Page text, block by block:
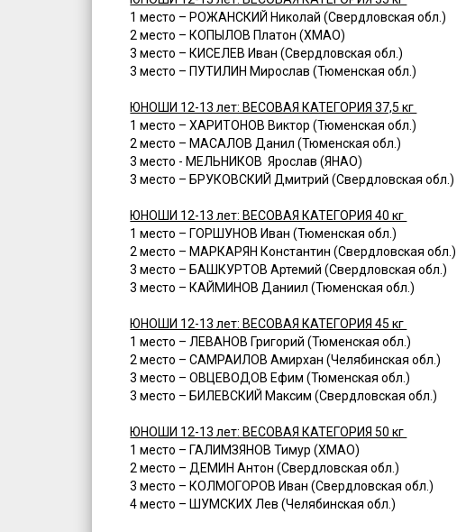
1 место – РОЖАНСКИЙ Николай (Свердловская обл.)
2 место – КОПЫЛОВ Платон (ХМАО)
3 место – КИСЕЛЕВ Иван (Свердловская обл.)
3 место – ПУТИЛИН Мирослав (Тюменская обл.)
ЮНОШИ 12-13 лет: ВЕСОВАЯ КАТЕГОРИЯ 37,5 кг
1 место – ХАРИТОНОВ Виктор (Тюменская обл.)
2 место – МАСАЛОВ Данил (Тюменская обл.)
3 место - МЕЛЬНИКОВ Ярослав (ЯНАО)
3 место – БРУКОВСКИЙ Дмитрий (Свердловская обл.)
ЮНОШИ 12-13 лет: ВЕСОВАЯ КАТЕГОРИЯ 40 кг
1 место – ГОРШУНОВ Иван (Тюменская обл.)
2 место – МАРКАРЯН Константин (Свердловская обл.)
3 место – БАШКУРТОВ Артемий (Свердловская обл.)
3 место – КАЙМИНОВ Даниил (Тюменская обл.)
ЮНОШИ 12-13 лет: ВЕСОВАЯ КАТЕГОРИЯ 45 кг
1 место – ЛЕВАНОВ Григорий (Тюменская обл.)
2 место – САМРАИЛОВ Амирхан (Челябинская обл.)
3 место – ОВЦЕВОДОВ Ефим (Тюменская обл.)
3 место – БИЛЕВСКИЙ Максим (Свердловская обл.)
ЮНОШИ 12-13 лет: ВЕСОВАЯ КАТЕГОРИЯ 50 кг
1 место – ГАЛИМЗЯНОВ Тимур (ХМАО)
2 место – ДЕМИН Антон (Свердловская обл.)
3 место – КОЛМОГОРОВ Иван (Свердловская обл.)
4 место – ШУМСКИХ Лев (Челябинская обл.)